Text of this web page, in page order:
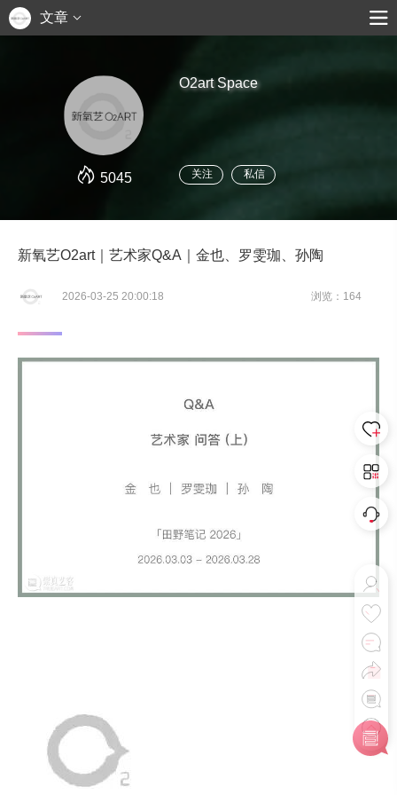
文章
5045
O2art Space
关注 私信
新氧艺O2art｜艺术家Q&A｜金也、罗雯珈、孙陶
2026-03-25 20:00:18 浏览：164